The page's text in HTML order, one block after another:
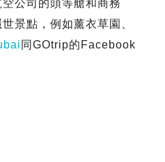
公司的頭等艙和商務
景點，例如薰衣草園、
同GOtrip的Facebook